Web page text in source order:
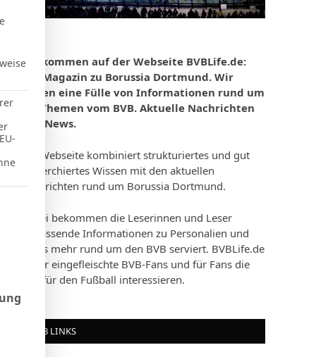
Willkommen auf der Webseite BVBLife.de:
Das Magazin zu Borussia Dortmund. Wir
bieten eine Fülle von Informationen rund um
die Themen vom BVB. Aktuelle Nachrichten
und News.
Die Webseite kombiniert strukturiertes und gut
recherchiertes Wissen mit den aktuellen
Nachrichten rund um Borussia Dortmund.
Dabei bekommen die Leserinnen und Leser
umfassende Informationen zu Personalien und
vieles mehr rund um den BVB serviert. BVBLife.de
ist für eingefleischte BVB-Fans und für Fans die
sich für den Fußball interessieren.
BVB LINKS